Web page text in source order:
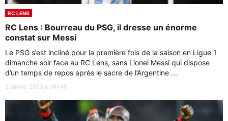
RC LENS
RC Lens : Bourreau du PSG, il dresse un énorme
constat sur Messi
Le PSG s’est incliné pour la première fois de la saison en Ligue 1
dimanche soir face au RC Lens, sans Lionel Messi qui dispose
d’un temps de repos après le sacre de l’Argentine ...
3 janvier 2023 à 06h45